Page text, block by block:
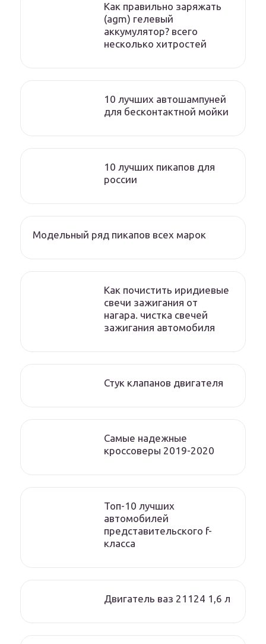
Как правильно заряжать
(agm) гелевый
аккумулятор? всего
несколько хитростей
10 лучших автошампуней
для бесконтактной мойки
10 лучших пикапов для
россии
Модельный ряд пикапов всех марок
Как почистить иридиевые
свечи зажигания от
нагара. чистка свечей
зажигания автомобиля
Стук клапанов двигателя
Самые надежные
кроссоверы 2019-2020
Топ-10 лучших
автомобилей
представительского f-
класса
Двигатель ваз 21124 1,6 л